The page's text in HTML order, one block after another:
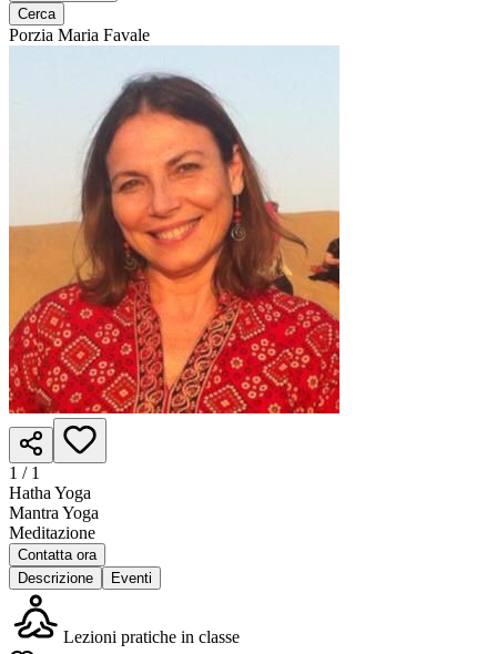
Cerca
Porzia Maria Favale
1 / 1
Hatha Yoga
Mantra Yoga
Meditazione
Contatta ora
Descrizione
Eventi
Lezioni pratiche in classe